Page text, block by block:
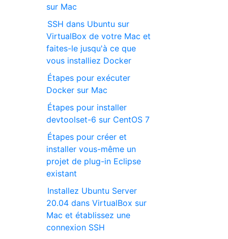
sur Mac
SSH dans Ubuntu sur
VirtualBox de votre Mac et
faites-le jusqu'à ce que
vous installiez Docker
Étapes pour exécuter
Docker sur Mac
Étapes pour installer
devtoolset-6 sur CentOS 7
Étapes pour créer et
installer vous-même un
projet de plug-in Eclipse
existant
Installez Ubuntu Server
20.04 dans VirtualBox sur
Mac et établissez une
connexion SSH